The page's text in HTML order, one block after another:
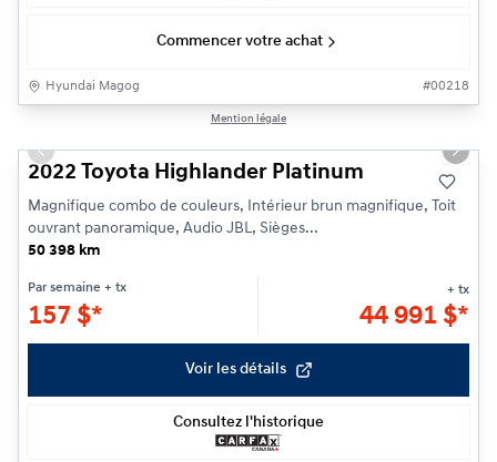
Commencer votre achat
Hyundai Magog #00218
Mention légale
Previous slide Next
2022 Toyota Highlander Platinum
Magnifique combo de couleurs, Intérieur brun magnifique, Toit
ouvrant panoramique, Audio JBL, Sièges...
50 398 km
Par semaine + tx
157 $*
+ tx
44 991 $*
Voir les détails
Consultez l'historique